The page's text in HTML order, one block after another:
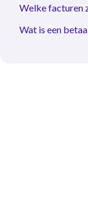
Welke facturen
Wat is een